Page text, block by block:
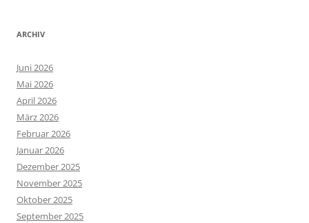
ARCHIV
Juni 2026
Mai 2026
April 2026
März 2026
Februar 2026
Januar 2026
Dezember 2025
November 2025
Oktober 2025
September 2025